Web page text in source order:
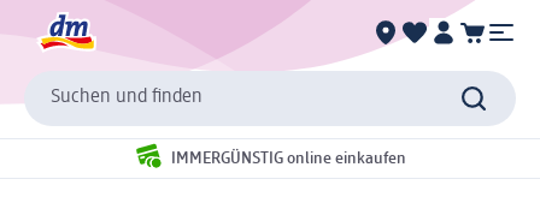
Suchen und finden
IMMERGÜNSTIG online einkaufen